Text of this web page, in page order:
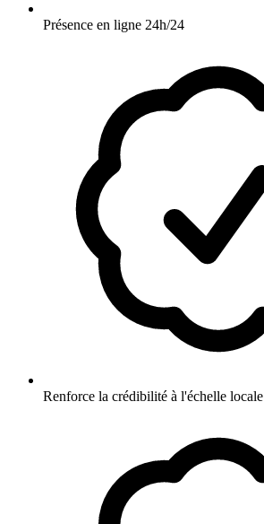
Présence en ligne 24h/24
Renforce la crédibilité à l'échelle locale